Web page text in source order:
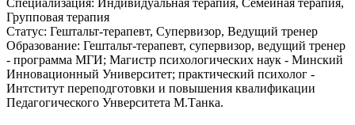
Групповая терапия
Статус: Гештальт-терапевт, Супервизор, Ведущий тренер
Образование: Гештальт-терапевт, супервизор, ведущий тренер
- программа МГИ; Магистр психологических наук - Минский
Инновационный Университет; практический психолог -
Интститут переподготовки и повышения квалификации
Педагогического Унверситета М.Танка.